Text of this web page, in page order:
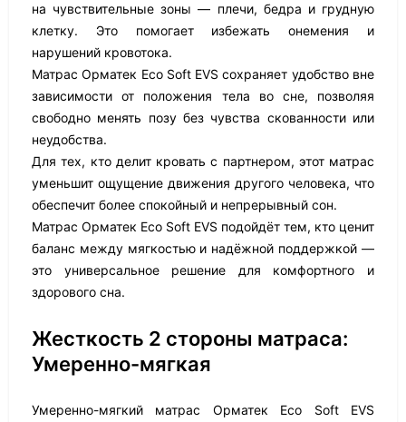
на чувствительные зоны — плечи, бедра и грудную
клетку. Это помогает избежать онемения и
нарушений кровотока.
Матрас Орматек Eco Soft EVS сохраняет удобство вне
зависимости от положения тела во сне, позволяя
свободно менять позу без чувства скованности или
неудобства.
Для тех, кто делит кровать с партнером, этот матрас
уменьшит ощущение движения другого человека, что
обеспечит более спокойный и непрерывный сон.
Матрас Орматек Eco Soft EVS подойдёт тем, кто ценит
баланс между мягкостью и надёжной поддержкой —
это универсальное решение для комфортного и
здорового сна.
Жесткость 2 стороны матраса:
Умеренно-мягкая
Умеренно-мягкий матрас Орматек Eco Soft EVS